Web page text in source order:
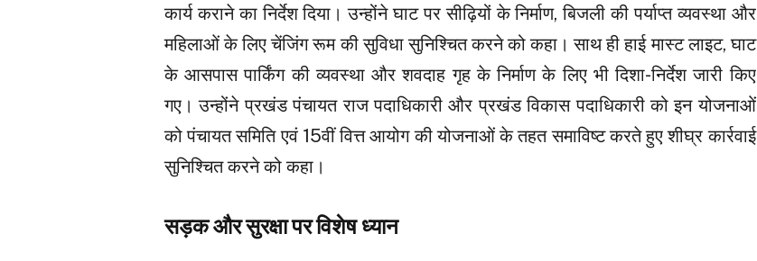
कार्य कराने का निर्देश दिया। उन्होंने घाट पर सीढ़ियों के निर्माण, बिजली की पर्याप्त व्यवस्था और
महिलाओं के लिए चेंजिंग रूम की सुविधा सुनिश्चित करने को कहा। साथ ही हाई मास्ट लाइट, घाट
के आसपास पार्किंग की व्यवस्था और शवदाह गृह के निर्माण के लिए भी दिशा-निर्देश जारी किए
गए। उन्होंने प्रखंड पंचायत राज पदाधिकारी और प्रखंड विकास पदाधिकारी को इन योजनाओं
को पंचायत समिति एवं 15वीं वित्त आयोग की योजनाओं के तहत समाविष्ट करते हुए शीघ्र कार्रवाई
सुनिश्चित करने को कहा।
सड़क और सुरक्षा पर विशेष ध्यान